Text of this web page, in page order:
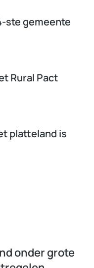
ste gemeente
Rural Pact
platteland is
onder grote